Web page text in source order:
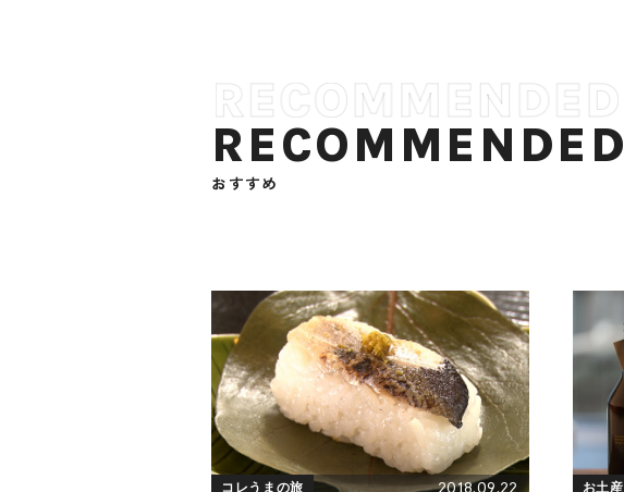
RECOMMENDED
おすすめ
コレうまの旅 2018.09.22 お土産